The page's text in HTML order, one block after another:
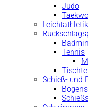
Judo
Leichtathletik
Tennis
Schieß- und